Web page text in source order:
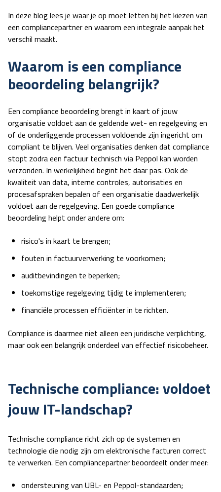
In deze blog lees je waar je op moet letten bij het kiezen van
een compliancepartner en waarom een integrale aanpak het
verschil maakt.
Waarom is een compliance
beoordeling belangrijk?
Een compliance beoordelingbrengt in kaart of jouw
organisatie voldoet aan de geldende wet- en regelgeving en
of de onderliggende processen voldoende zijn ingericht om
compliant te blijven. Veel organisaties denken dat compliance
stopt zodra een factuur technisch via Peppol kan worden
verzonden. In werkelijkheid begint het daar pas. Ook de
kwaliteit van data, interne controles, autorisaties en
procesafspraken bepalen of een organisatie daadwerkelijk
voldoet aan de regelgeving. Een goede compliance
beoordeling helpt onder andere om:
risico's in kaart te brengen;
fouten in factuurverwerking te voorkomen;
auditbevindingen te beperken;
toekomstige regelgeving tijdig te implementeren;
financiële processen efficiënter in te richten.
Compliance is daarmee niet alleen een juridische verplichting,
maar ook een belangrijk onderdeel van effectief risicobeheer.
Technische compliance: voldoet
jouw IT-landschap?
Technische compliance richt zich op de systemen en
technologie die nodig zijn om elektronische facturen correct
te verwerken. Een compliancepartner beoordeelt onder meer:
ondersteuning van UBL- en Peppol-standaarden;